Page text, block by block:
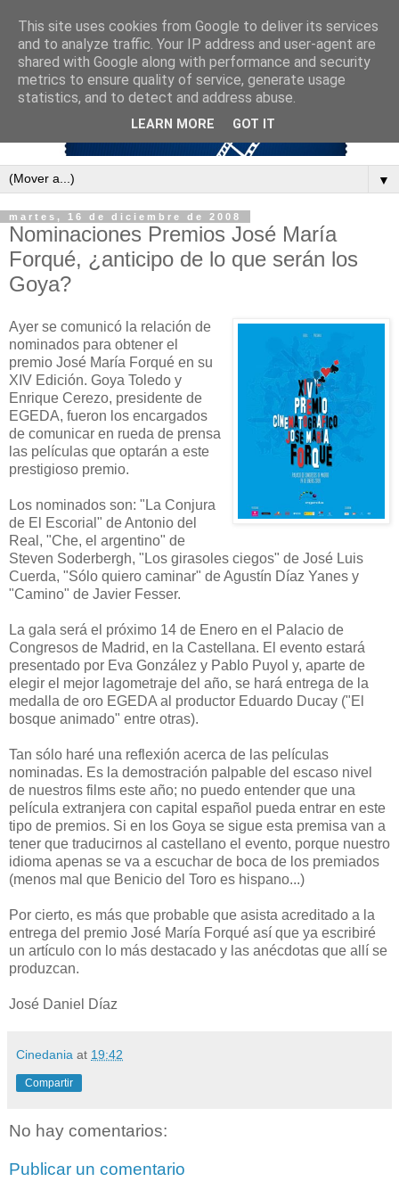
▼
martes, 16 de diciembre de 2008
Nominaciones Premios José María
Forqué, ¿anticipo de lo que serán los
Goya?
Ayer se comunicó la relación de
nominados para obtener el
premio José María Forqué en su
XIV Edición. Goya Toledo y
Enrique Cerezo, presidente de
EGEDA, fueron los encargados
de comunicar en rueda de prensa
las películas que optarán a este
prestigioso premio.
Los nominados son: "La Conjura
de El Escorial" de Antonio del
Real, "Che, el argentino" de
Steven Soderbergh, "Los girasoles ciegos" de José Luis
Cuerda, "Sólo quiero caminar" de Agustín Díaz Yanes y
"Camino" de Javier Fesser.
La gala será el próximo 14 de Enero en el Palacio de
Congresos de Madrid, en la Castellana. El evento estará
presentado por Eva González y Pablo Puyol y, aparte de
elegir el mejor lagometraje del año, se hará entrega de la
medalla de oro EGEDA al productor Eduardo Ducay ("El
bosque animado" entre otras).
Tan sólo haré una reflexión acerca de las películas
nominadas. Es la demostración palpable del escaso nivel
de nuestros films este año; no puedo entender que una
película extranjera con capital español pueda entrar en este
tipo de premios. Si en los Goya se sigue esta premisa van a
tener que traducirnos al castellano el evento, porque nuestro
idioma apenas se va a escuchar de boca de los premiados
(menos mal que Benicio del Toro es hispano...)
Por cierto, es más que probable que asista acreditado a la
entrega del premio José María Forqué así que ya escribiré
un artículo con lo más destacado y las anécdotas que allí se
produzcan.
José Daniel Díaz
Cinedania at 19:42
Compartir
No hay comentarios:
Publicar un comentario
This site uses cookies from Google to deliver its services
and to analyze traffic. Your IP address and user-agent are
shared with Google along with performance and security
metrics to ensure quality of service, generate usage
statistics, and to detect and address abuse.
LEARN MORE GOT IT